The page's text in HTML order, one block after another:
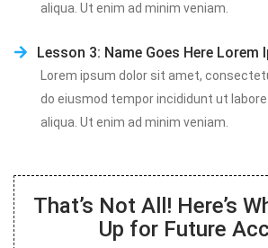
aliqua. Ut enim ad minim veniam.
Lesson 3: Name Goes Here Lorem
Lorem ipsum dolor sit amet,
do eiusmod tempor incididunt ut
aliqua. Ut enim ad minim veniam.
That’s Not All! Here’s
Up for Future